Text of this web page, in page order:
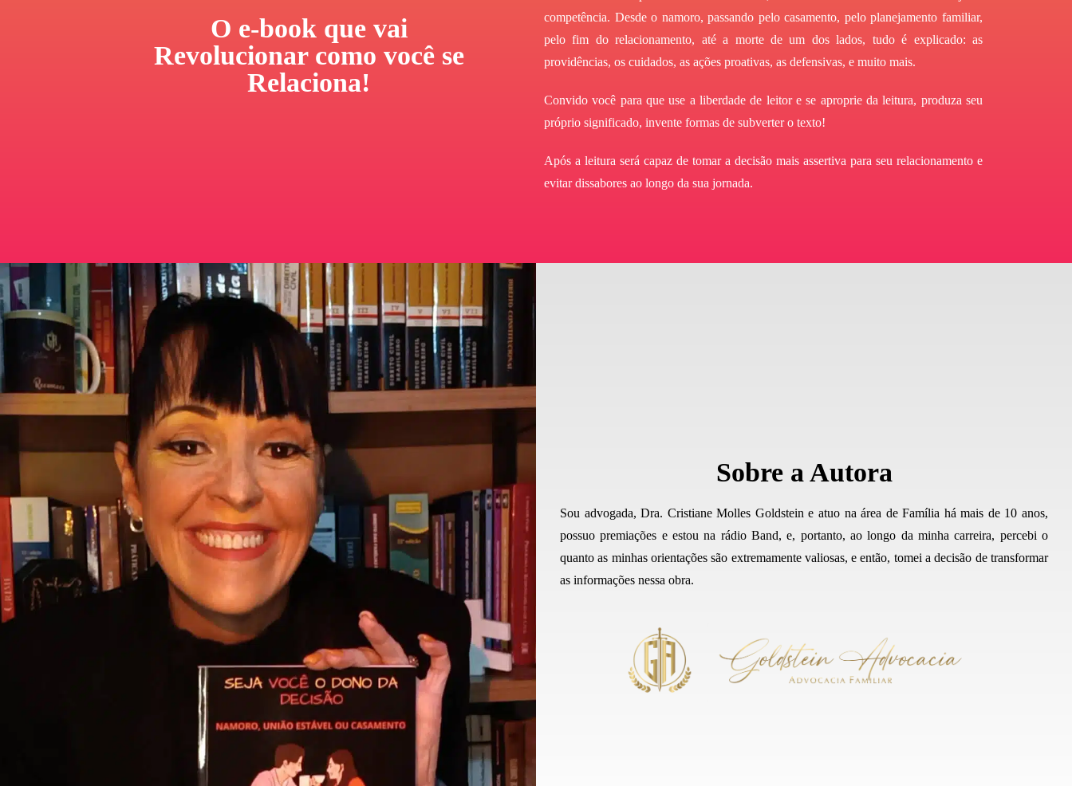
O e-book que vai
Revolucionar como você se
Relaciona!
competência. Desde o namoro, passando pelo casamento, pelo planejamento familiar,
pelo fim do relacionamento, até a morte de um dos lados, tudo é explicado: as
providências, os cuidados, as ações proativas, as defensivas, e muito mais.
Convido você para que use a liberdade de leitor e se aproprie da leitura, produza seu
próprio significado, invente formas de subverter o texto!
Após a leitura será capaz de tomar a decisão mais assertiva para seu relacionamento e
evitar dissabores ao longo da sua jornada.
Sobre a Autora
Sou advogada, Dra. Cristiane Molles Goldstein e atuo na área de Família há mais de 10 anos,
possuo premiações e estou na rádio Band, e, portanto, ao longo da minha carreira, percebi o
quanto as minhas orientações são extremamente valiosas, e então, tomei a decisão de transformar
as informações nessa obra.